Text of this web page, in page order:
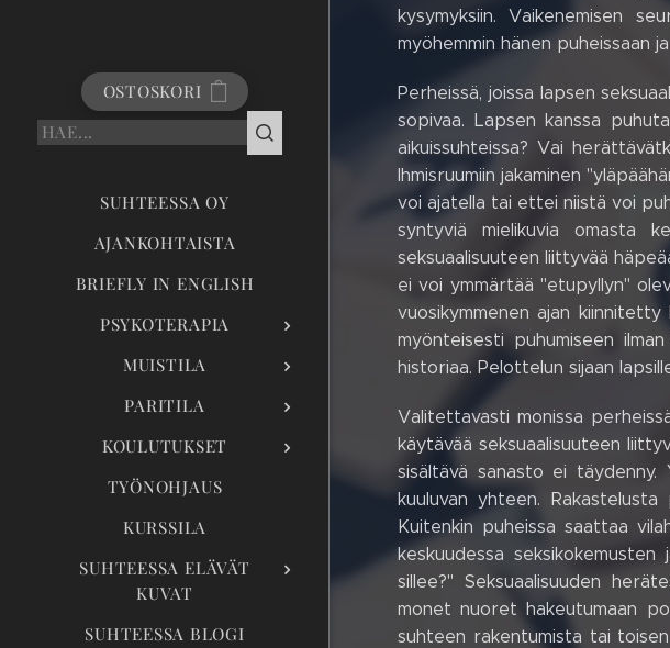
OSTOSKORI
SUHTEESSA OY
AJANKOHTAISTA
BRIEFLY IN ENGLISH
PSYKOTERAPIA
MUISTILA
PARITILA
KOULUTUKSET
TYÖNOHJAUS
KURSSILA
SUHTEESSA ELÄVÄT
KUVAT
SUHTEESSA BLOGI
kysymyksiin. Vaikenemisen
myöhemmin hänen puheissaan
Perheissä, joissa lapsen
sopivaa. Lapsen kanssa
aikuissuhteissa? Vai
Ihmisruumiin jakaminen
voi ajatella tai ettei niistä voi
syntyviä mielikuvia omasta
seksuaalisuuteen liittyvää
ei voi ymmärtää "etupyllyn"
vuosikymmenen ajan kiinnitetty
myönteisesti puhumiseen
historiaa. Pelottelun sijaan
Valitettavasti monissa
käytävää seksuaalisuuteen
sisältävä sanasto ei täydenny.
kuuluvan yhteen.
Kuitenkin puheissa saattaa
keskuudessa
sillee?" Seksuaalisuuden
monet nuoret hakeutumaan
suhteen rakentumista tai